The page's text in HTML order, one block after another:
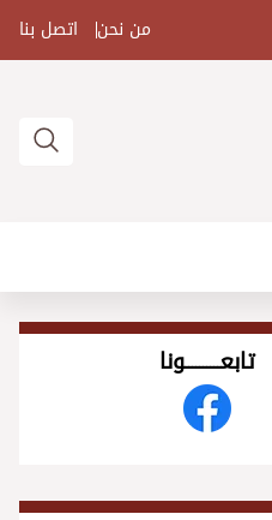
من نحن اتصل بنا
تابعــــــــــونا